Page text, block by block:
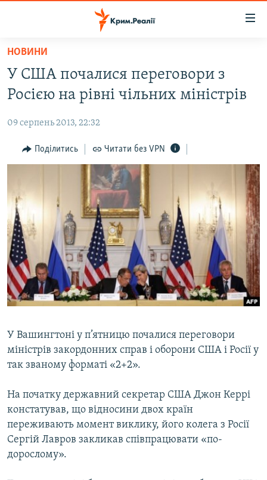
Перейти
основного
матеріалу
до
навігації
Перейти
пошуку
ВІДЕО ТА ФОТО
ПОЛІТИКА
БЛОГИ
ІНТЕРВ'Ю
ВСЕ ЗА ДЕНЬ
СПЕЦПРОЕКТИ
ДЕПОРТАЦІЯ
ВІДЕОУРОКИ «ELIFBE»
СВІДЧЕННЯ ОКУПАЦІЇ
ЯК ОБІЙТИ БЛОКУВАННЯ
Русский
Qırımtatar
Усі сайти RFE/RL
НОВИНИ
У США почалися переговори з
Росією на рівні чільних міністрів
09 серпень 2013, 22:32
Поділитись Читати без VPN
У Вашингтоні у п’ятницю почалися переговори
міністрів закордонних справ і оборони США і Росії у
так званому форматі «2+2».
На початку державний секретар США Джон Керрі
констатував, що відносини двох країн
переживають момент виклику, його колега з Росії
Сергій Лавров закликав співпрацювати «по-
дорослому».